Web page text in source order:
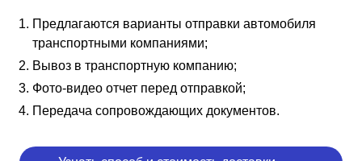
Предлагаются варианты отправки автомобиля
транспортными компаниями;
Вывоз в транспортную компанию;
Фото-видео отчет перед отправкой;
Передача сопровождающих документов.